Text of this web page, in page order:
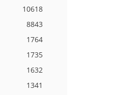
10618
8843
1764
1735
1632
1341